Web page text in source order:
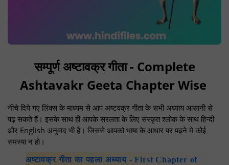
सम्पूर्ण अष्टावक्र गीता - Complete
Ashtavakr Geeta Chapter Wise
नीचे दिये गए लिंक्स के माध्यम से आप अष्टवक्र गीता के सभी अध्याय आसानी से
पढ़ सकते हैं। इसके साथ ही आपके सरलता के लिए संस्कृत श्लोक के साथ हिन्दी
और English अनुवाद भी है। जिससे आपको भाषा के आधार पर पढ़ने मे कोई
समस्या न हो।
अष्टावक्र गीता का पहला अध्याय - First Chapter of